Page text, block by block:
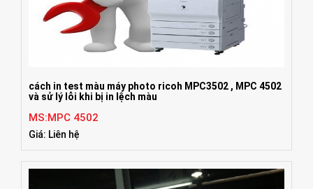
cách in test màu máy photo ricoh MPC3502 , MPC 4502
và sử lý lỗi khi bị in lệch màu
MS:MPC 4502
Giá: Liên hệ